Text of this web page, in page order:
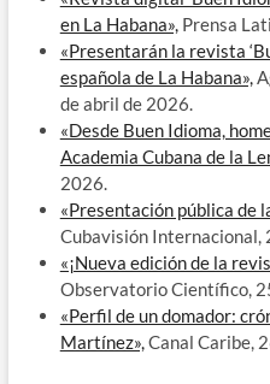
en La Habana»,Prensa
«Presentarán la revista
española de La Habana»,
de abril de 2026.
«Desde Buen Idioma,
Academia Cubana de la
2026.
«Presentación pública de
Cubavisión Internacional,
«¡Nueva edición de la
Observatorio Científico,
«Perfil de un domador:
Martínez»,Canal Caribe,